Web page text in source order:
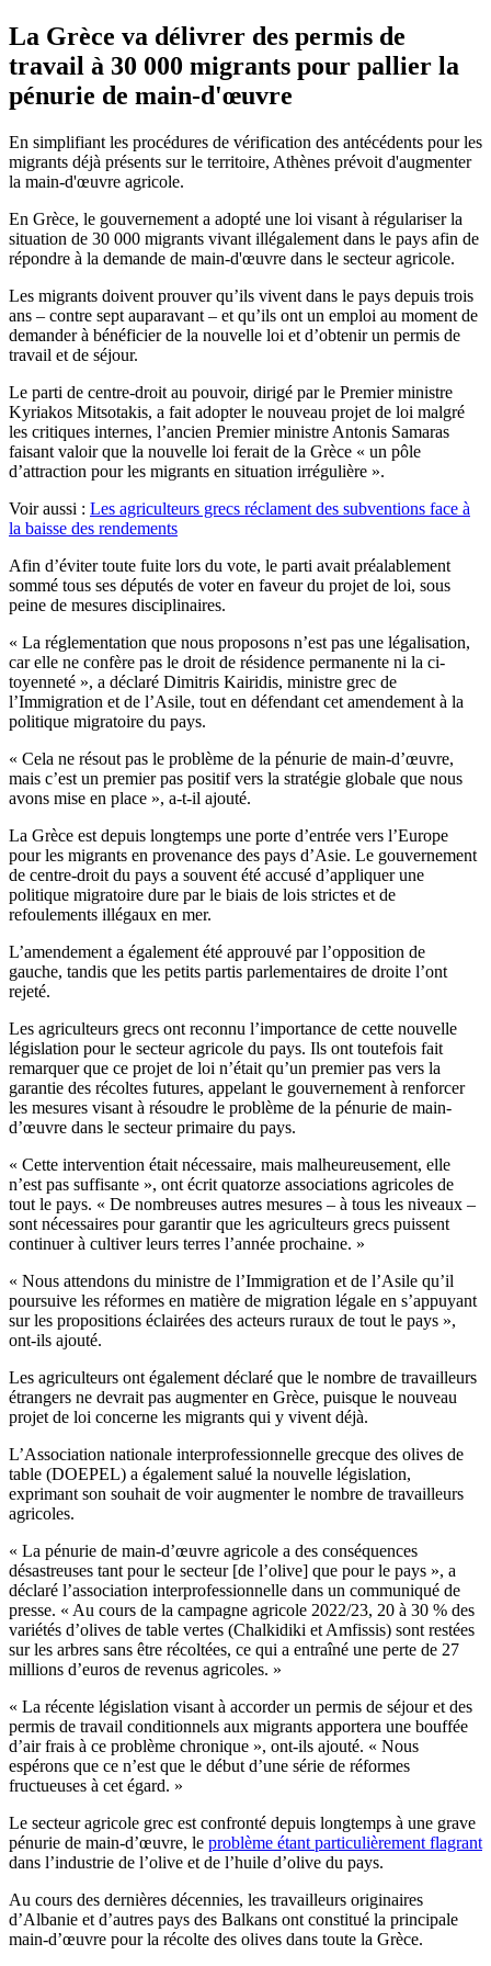
La Grèce va délivrer des permis de
travail à 30 000 migrants pour pallier la
pénurie de main-d'œuvre
En simplifiant les procédures de vérification des antécédents pour les
migrants déjà présents sur le territoire, Athènes prévoit d'augmenter
la main-d'œuvre agricole.
En Grèce, le gouvernement a adopté une loi visant à régulariser la
situation de 30 000 migrants vivant illégalement dans le pays afin de
répondre à la demande de main-d'œuvre dans le secteur agricole.
Les migrants doivent prouver qu’ils vivent dans le pays depuis trois
ans – contre sept auparavant – et qu’ils ont un emploi au moment de
demander à bénéficier de la nouvelle loi et d’obtenir un permis de
travail et de séjour.
Le parti de centre-droit au pouvoir, dirigé par le Premier ministre
Kyriakos Mitsotakis, a fait adopter le nouveau projet de loi malgré
les critiques internes, l’ancien Premier ministre Antonis Samaras
faisant valoir que la nouvelle loi ferait de la Grèce « un pôle
d’attraction pour les migrants en situation irrégulière ».
Voir aussi : Les agriculteurs grecs réclament des subventions face à
la baisse des rendements
Afin d’éviter toute fuite lors du vote, le parti avait préalablement
sommé tous ses députés de voter en faveur du projet de loi, sous
peine de mesures disciplinaires.
« La ré­glementa­tion que nous proposons n’est pas une légal­i­sa­tion,
car elle ne confère pas le droit de ré­sidence per­man­ente ni la ci­
toyenneté », a déclaré Dimitris Kairidis, ministre grec de
l’Immigration et de l’Asile, tout en défendant cet amendement à la
politique migratoire du pays.
« Cela ne résout pas le problème de la pénurie de main-d’œuvre,
mais c’est un premier pas positif vers la stratégie globale que nous
avons mise en place », a-t-il ajouté.
La Grèce est depuis longtemps une porte d’entrée vers l’Europe
pour les migrants en provenance des pays d’Asie. Le gouvernement
de centre-droit du pays a souvent été accusé d’appliquer une
politique migratoire dure par le biais de lois strictes et de
refoulements illégaux en mer.
L’amendement a également été approuvé par l’opposition de
gauche, tandis que les petits partis parlementaires de droite l’ont
rejeté.
Les agriculteurs grecs ont reconnu l’importance de cette nouvelle
législation pour le secteur agricole du pays. Ils ont toutefois fait
remarquer que ce projet de loi n’était qu’un premier pas vers la
garantie des récoltes futures, appelant le gouvernement à renforcer
les mesures visant à résoudre le problème de la pénurie de main-
d’œuvre dans le secteur primaire du pays.
« Cette intervention était nécessaire, mais malheureusement, elle
n’est pas suffisante », ont écrit quatorze associations agricoles de
tout le pays. « De nombreuses autres mesures – à tous les niveaux –
sont nécessaires pour garantir que les agriculteurs grecs puissent
continuer à cultiver leurs terres l’année prochaine. »
« Nous attendons du ministre de l’Immigration et de l’Asile qu’il
poursuive les réformes en matière de migration légale en s’appuyant
sur les propositions éclairées des acteurs ruraux de tout le pays »,
ont-ils ajouté.
Les agriculteurs ont également déclaré que le nombre de travailleurs
étrangers ne devrait pas augmenter en Grèce, puisque le nouveau
projet de loi concerne les migrants qui y vivent déjà.
L’Association nationale interprofessionnelle grecque des olives de
table (DOEPEL) a également salué la nouvelle législation,
exprimant son souhait de voir augmenter le nombre de travailleurs
agricoles.
« La pénurie de main-d’œuvre agricole a des conséquences
désastreuses tant pour le secteur [de l’olive] que pour le pays », a
déclaré l’association interprofessionnelle dans un communiqué de
presse. « Au cours de la campagne agricole 2022/23, 20 à 30 % des
variétés d’olives de table vertes (Chalkidiki et Amfissis) sont restées
sur les arbres sans être récoltées, ce qui a entraîné une perte de 27
millions d’euros de revenus agricoles. »
« La récente législation visant à accorder un permis de séjour et des
permis de travail conditionnels aux migrants apportera une bouffée
d’air frais à ce problème chronique », ont-ils ajouté. « Nous
espérons que ce n’est que le début d’une série de réformes
fructueuses à cet égard. »
Le secteur agricole grec est confronté depuis longtemps à une grave
pénurie de main-d’œuvre, le problème étant particulièrement flagrant
dans l’industrie de l’olive et de l’huile d’olive du pays.
Au cours des dernières décennies, les travailleurs originaires
d’Albanie et d’autres pays des Balkans ont constitué la principale
main-d’œuvre pour la récolte des olives dans toute la Grèce.